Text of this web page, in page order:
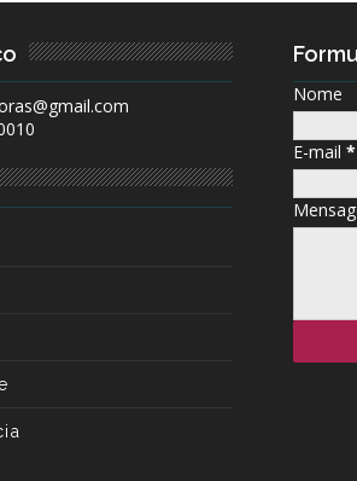
Nome
E-mail *